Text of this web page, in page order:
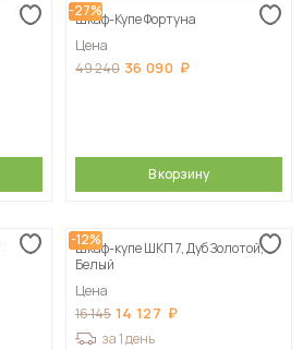
-27%
Шкаф-Купе Фортуна
Цена
49 240 36 090
В корзину
-12%
Шкаф-купе ШКП 7, Дуб Золотой,
Белый
Цена
16 145 14 127
за 1 день